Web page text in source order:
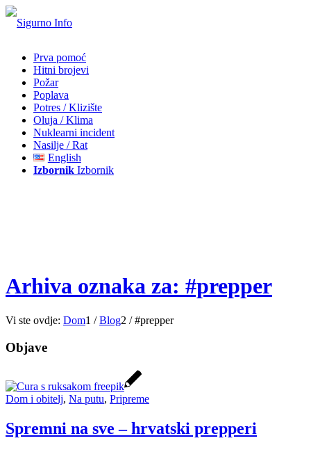
Prva pomoć
Hitni brojevi
Požar
Poplava
Potres / Klizište
Oluja / Klima
Nuklearni incident
Nasilje / Rat
English
Izbornik Izbornik
Arhiva oznaka za: #prepper
Vi ste ovdje: Dom1 / Blog2 / #prepper
Objave
Dom i obitelj, Na putu, Pripreme
Spremni na sve – hrvatski prepperi